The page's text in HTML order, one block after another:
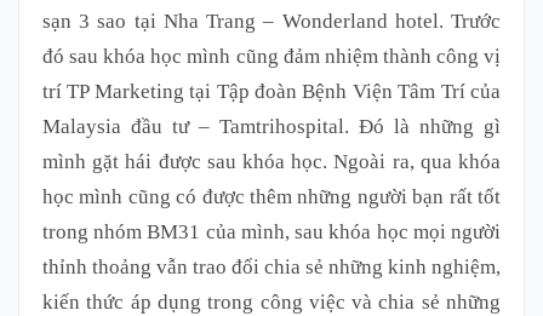
sạn 3 sao tại Nha Trang – Wonderland hotel. Trước
đó sau khóa học mình cũng đảm nhiệm thành công vị
trí TP Marketing tại Tập đoàn Bệnh Viện Tâm Trí của
Malaysia đầu tư – Tamtrihospital. Đó là những gì
mình gặt hái được sau khóa học. Ngoài ra, qua khóa
học mình cũng có được thêm những người bạn rất tốt
trong nhóm BM31 của mình, sau khóa học mọi người
thỉnh thoảng vẫn trao đổi chia sẻ những kinh nghiệm,
kiến thức áp dụng trong công việc và chia sẻ những